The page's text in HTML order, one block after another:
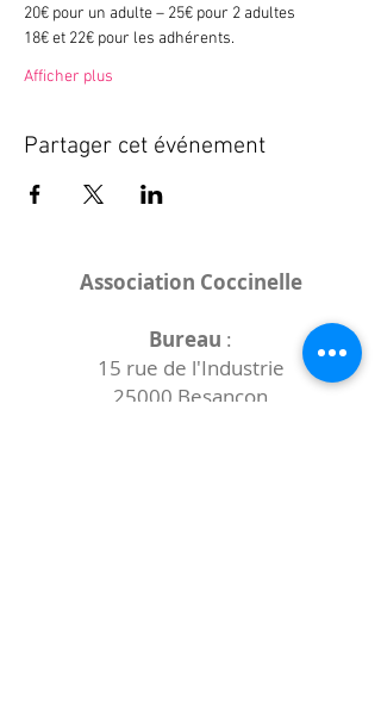
20€ pour un adulte – 25€ pour 2 adultes
18€ et 22€ pour les adhérents.
Afficher plus
Partager cet événement
Association Coccinelle
Bureau :
15 rue de l'Industrie
25000 Besançon